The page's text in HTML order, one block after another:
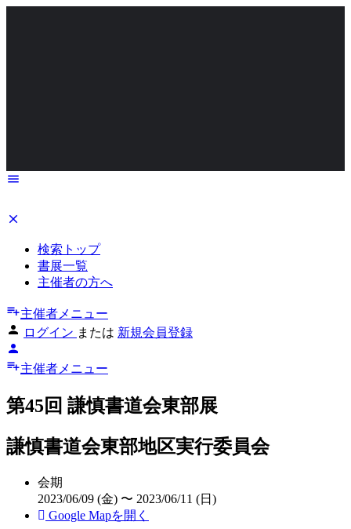
検索トップ
書展一覧
主催者の方へ
主催者メニュー
ログイン または 新規会員登録
主催者メニュー
第45回 謙慎書道会東部展
謙慎書道会東部地区実行委員会
会期
2023/06/09 (金) 〜 2023/06/11 (日)
Google Mapを開く